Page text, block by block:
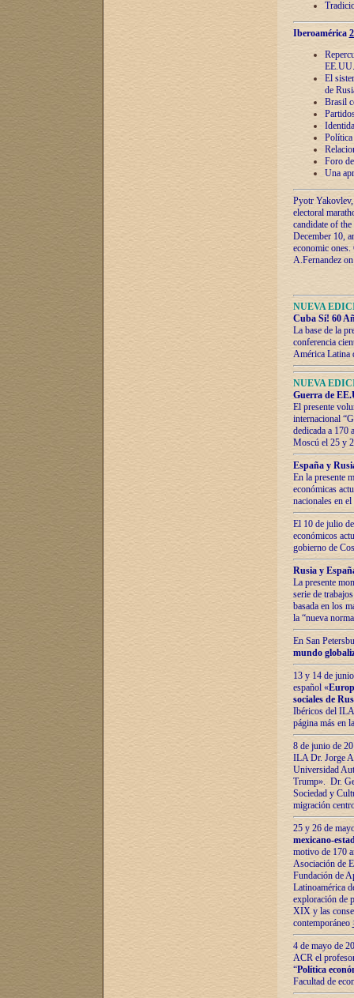
Iberoamérica
EE.UU.
El
de
Brasil
Política
Foro
Una
Pyotr
electoral
candidate of
December 10,
economic
A.Fernandez
NUEVA
Cuba Sí! 60
La base de la
conferencia
América Latina
NUEVA
Guerra de
El presente
internacional
dedicada a 170
Moscú el 25 y
España y
En la presente
económicas
nacionales en
El 10 de julio
económicos
gobierno de
Rusia y
La presente
serie de
basada en los
la “nueva
En San
mundo
13 y 14 de
español «
sociales de
Ibéricos del ILA
página más en
8 de junio de
ILA Dr. Jorge
Universidad
Trump». Dr.
Sociedad y
migración
25 y 26 de
mexicano-
motivo de 170
Asociación de
Fundación de
Latinoamérica
exploración de
XIX y las
contemporáneo
4 de mayo de
ACR el
“Política
Facultad de